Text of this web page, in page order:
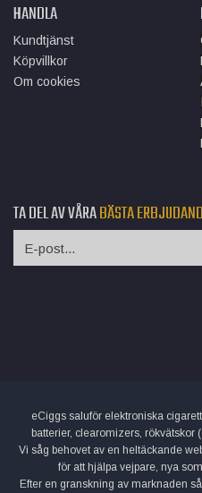
HANDLA
Kundtjänst
Köpvillkor
Om cookies
TA DEL AV VÅRABÄSTA
eCiggs saluför elektroniska
batterier, clearomizers, rökvätskor
Vi såg behovet av en heltäckande
för att hjälpa vejpare, nya
Efter en granskning av marknaden